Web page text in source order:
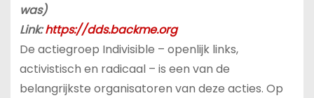
was)
Link:https://dds.backme.org
De actiegroep Indivisible – openlijk links,
activistisch en radicaal – is een van de
belangrijkste organisatoren van deze acties. Op